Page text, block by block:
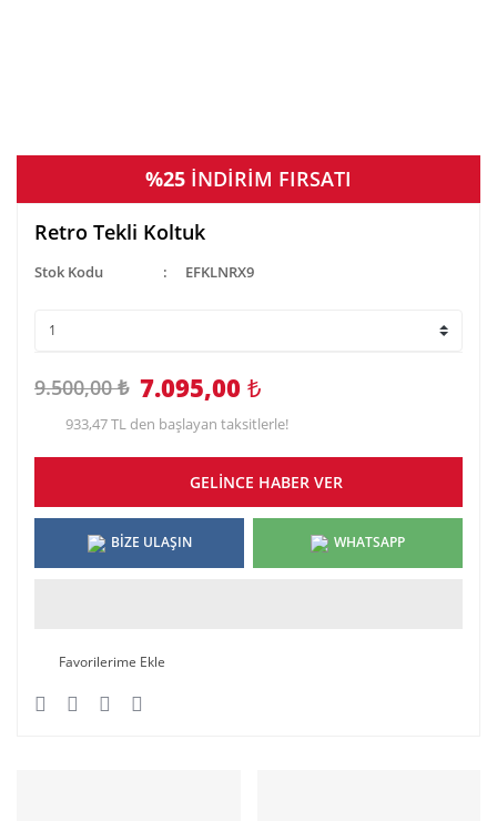
%25 İNDİRİM FIRSATI
Retro Tekli Koltuk
Stok Kodu EFKLNRX9
9.500,00 ₺ 7.095,00 ₺
933,47 TL den başlayan taksitlerle!
GELİNCE HABER VER
BİZE ULAŞIN WHATSAPP